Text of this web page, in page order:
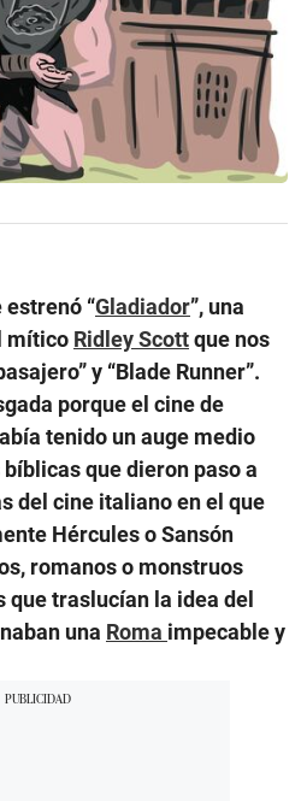
estrenó “Gladiador”, una
mítico Ridley Scottque nos
y “Blade Runner”.
porque el cine de
tenido un auge medio
que dieron paso a
del cine italiano en el que
Hércules o Sansón
romanos o monstruos
traslucían la idea del
una Roma impecable y